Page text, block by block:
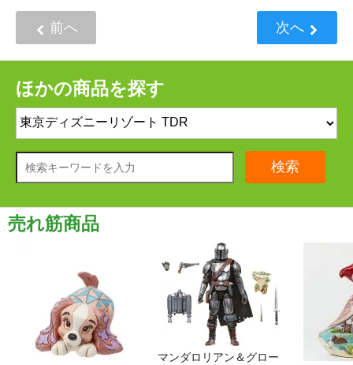
前へ 次へ
ほかの商品を探す
検索
売れ筋商品
マンダロリアン＆グロー